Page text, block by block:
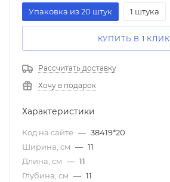
Упаковка из 20 штук
1 штука
КУПИТЬ В 1 КЛИК
Рассчитать доставку
Хочу в подарок
Характеристики
Код на сайте — 38419*20
Ширина, см — 11
Длина, см — 11
Глубина, см — 11